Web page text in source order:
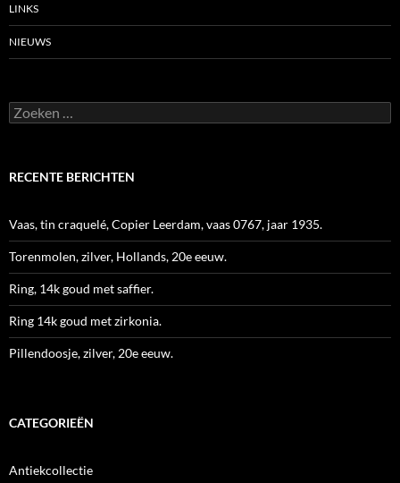
LINKS
NIEUWS
Zoeken
naar:
RECENTE BERICHTEN
Vaas, tin craquelé, Copier Leerdam, vaas 0767, jaar 1935.
Torenmolen, zilver, Hollands, 20e eeuw.
Ring, 14k goud met saffier.
Ring 14k goud met zirkonia.
Pillendoosje, zilver, 20e eeuw.
CATEGORIEËN
Antiekcollectie